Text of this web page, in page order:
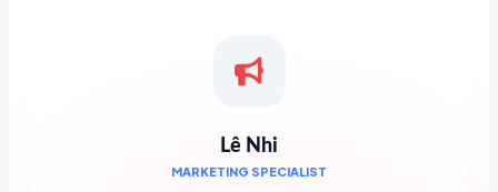
Lê Nhi
MARKETING SPECIALIST